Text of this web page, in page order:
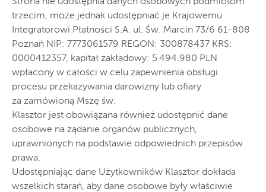
trzecim, może jednak udostępniać je Krajowemu
Integratorowi Płatności S.A. ul. Św. Marcin 73/6 61-808
Poznań NIP: 7773061579 REGON: 300878437 KRS:
0000412357, kapitał zakładowy: 5.494.980 PLN
wpłacony w całości w celu zapewnienia obsługi
procesu przekazywania darowizny lub ofiary
za zamówioną Mszę św.
Klasztor jest obowiązana również udostępnić dane
osobowe na żądanie organów publicznych,
uprawnionych na podstawie odpowiednich przepisów
prawa.
Udostępniając dane Użytkowników Klasztor dokłada
wszelkich starań, aby dane osobowe były właściwie